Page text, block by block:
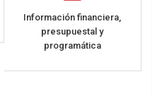
Información financiera,
presupuestal y
programática